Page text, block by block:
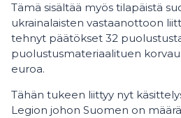
Tämä sisältää myös tilapäistä
ukrainalaisten vastaanottoon
tehnyt päätökset 32
puolustusmateriaalituen
euroa.
Tähän tukeen liittyy nyt
Legion johon Suomen on